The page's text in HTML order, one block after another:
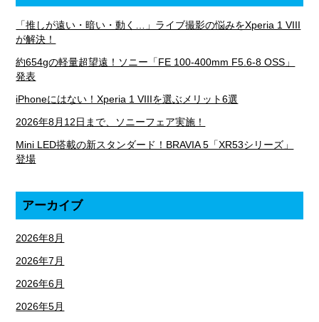
「推しが遠い・暗い・動く…」ライブ撮影の悩みをXperia 1 VIII
が解決！
約654gの軽量超望遠！ソニー「FE 100-400mm F5.6-8 OSS」
発表
iPhoneにはない！Xperia 1 VIIIを選ぶメリット6選
2026年8月12日まで、ソニーフェア実施！
Mini LED搭載の新スタンダード！BRAVIA 5「XR53シリーズ」
登場
アーカイブ
2026年8月
2026年7月
2026年6月
2026年5月